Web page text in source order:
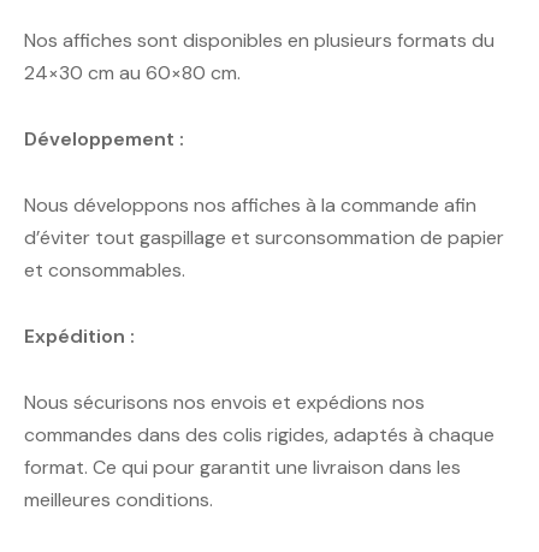
Nos affiches sont disponibles en plusieurs formats du
24×30 cm au 60×80 cm.
Développement :
Nous développons nos affiches à la commande afin
d’éviter tout gaspillage et surconsommation de papier
et consommables.
Expédition :
Nous sécurisons nos envois et expédions nos
commandes dans des colis rigides, adaptés à chaque
format. Ce qui pour garantit une livraison dans les
meilleures conditions.